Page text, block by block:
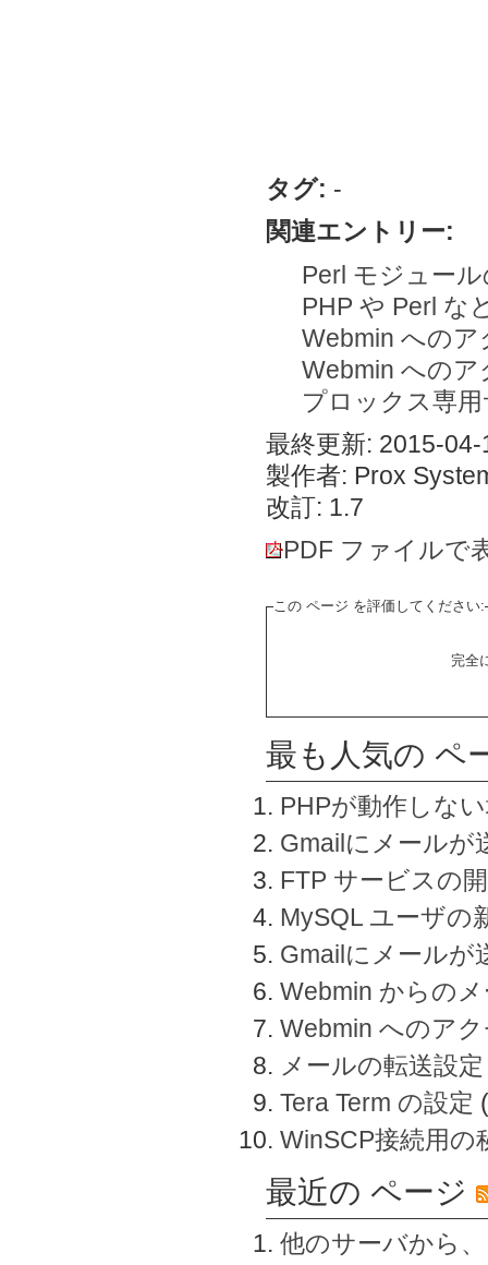
タグ: -
関連エントリー:
Perl モジュー
PHP や Perl な
Webmin への
Webmin への
プロックス専
最終更新: 2015-
製作者: Prox
改訂: 1.7
PDF ファイルで
この ページ を評価してください:
完全
最も人気の ペ
PHPが動作しな
Gmailにメールが
FTP サービスの
MySQL ユーザの
Gmailにメールが
Webmin からの
Webmin へのア
メールの転送設定
Tera Term の設定
WinSCP接続用の
最近の ページ
他のサーバから